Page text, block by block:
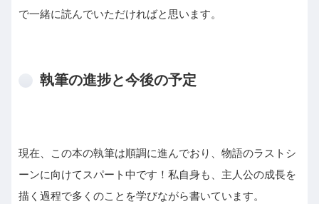
で一緒に読んでいただければと思います。
執筆の進捗と今後の予定
現在、この本の執筆は順調に進んでおり、物語のラストシ
ーンに向けてスパート中です！私自身も、主人公の成長を
描く過程で多くのことを学びながら書いています。